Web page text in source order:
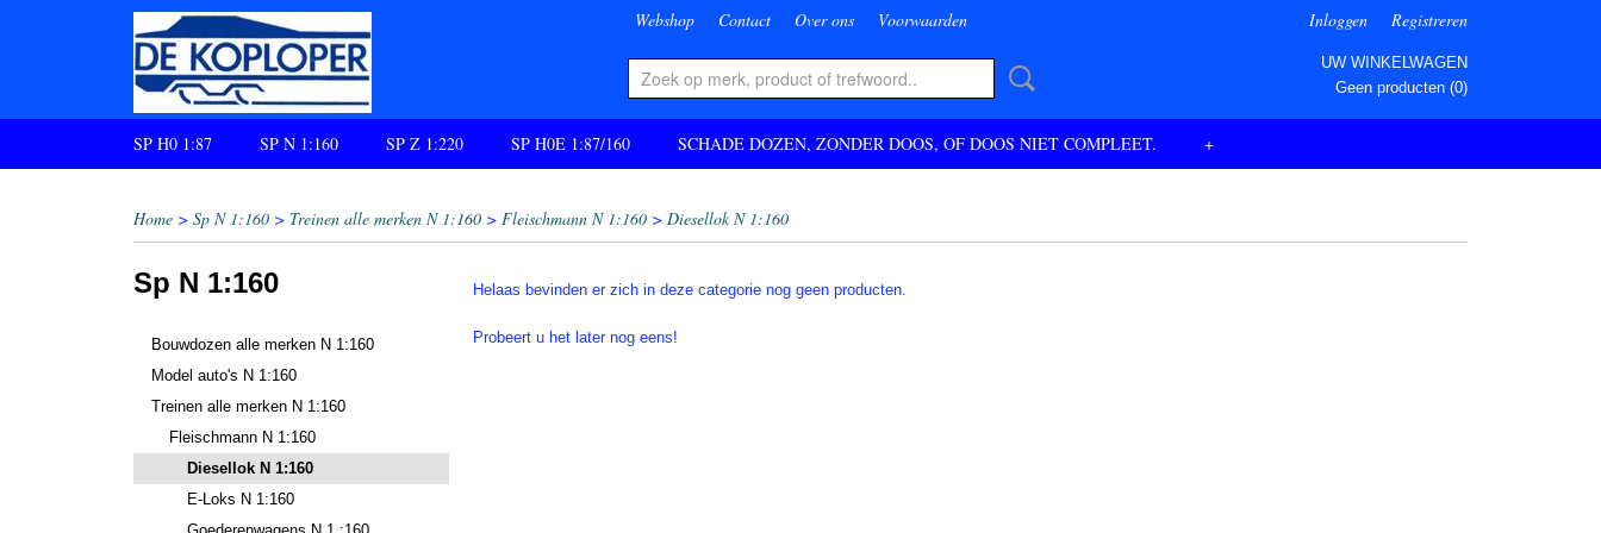
Webshop Contact Over ons Voorwaarden Inloggen Registreren
UW WINKELWAGEN
Geen producten (0)
SP H0 1:87 SP N 1:160 SP Z 1:220 SP H0E 1:87/160 SCHADE DOZEN, ZONDER DOOS, OF DOOS NIET COMPLEET. +
Home > Sp N 1:160 > Treinen alle merken N 1:160 > Fleischmann N 1:160 > Diesellok N 1:160
Sp N 1:160
Bouwdozen alle merken N 1:160
Model auto's N 1:160
Treinen alle merken N 1:160
Fleischmann N 1:160
Diesellok N 1:160
E-Loks N 1:160
Helaas bevinden er zich in deze categorie nog geen producten.
Probeert u het later nog eens!